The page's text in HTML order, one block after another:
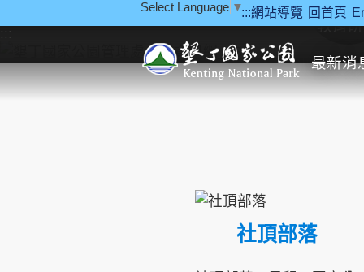
:::網站導覽 回首頁
Select Language ▼
最新消
::: 教育
社頂部落